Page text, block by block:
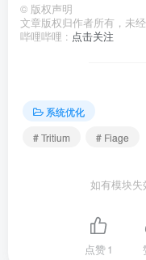
© 版权声明
文章版权归作者所有，未经
哔哩哔哩 : 点击关注
系统优化
# Tritium
# Fiage
如有模块
点赞1